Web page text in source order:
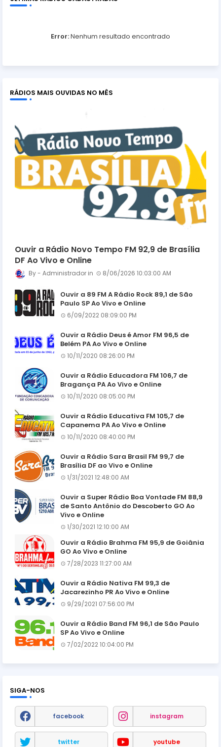
Error:Nenhum resultado encontrado
RÁDIOS MAIS OUVIDAS NO MÊS
Ouvir a Rádio Novo Tempo FM 92,9 de Brasília
DF Ao Vivo e Online
Administrador 8/06/2026 10:03:00 AM
Ouvir a 89 FM A Rádio Rock 89,1 de São
Paulo SP Ao Vivo e Online
6/09/2022 08:09:00 PM
Ouvir a Rádio Deus é Amor FM 96,5 de
Belém PA Ao Vivo e Online
10/11/2020 08:26:00 PM
Ouvir a Rádio Educadora FM 106,7 de
Bragança PA Ao Vivo e Online
10/11/2020 08:05:00 PM
Ouvir a Rádio Educativa FM 105,7 de
Capanema PA Ao Vivo e Online
10/11/2020 08:40:00 PM
Ouvir a Rádio Sara Brasil FM 99,7 de
Brasília DF ao Vivo e Online
1/31/2021 12:48:00 AM
Ouvir a Super Rádio Boa Vontade FM 88,9
de Santo Antônio do Descoberto GO Ao
Vivo e Online
1/30/2021 12:10:00 AM
Ouvir a Rádio Brahma FM 95,9 de Goiânia
GO Ao Vivo e Online
7/28/2023 11:27:00 AM
Ouvir a Rádio Nativa FM 99,3 de
Jacarezinho PR Ao Vivo e Online
9/29/2021 07:56:00 PM
Ouvir a Rádio Band FM 96,1 de São Paulo
SP Ao Vivo e Online
7/02/2022 10:04:00 PM
SIGA-NOS
facebook instagram
twitter youtube